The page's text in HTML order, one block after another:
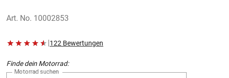
Art. No. 10002853
|122 Bewertungen
Finde dein Motorrad:
Motorrad suchen